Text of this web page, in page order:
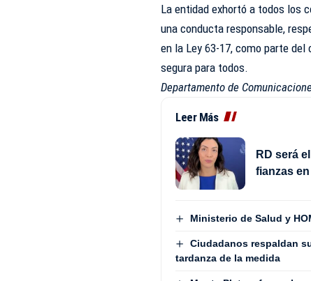
La entidad exhortó a todos los
una conducta responsable,
en la Ley 63-17, como parte
segura para todos.
Departamento de
Leer Más
RD será
fianzas
Ministerio de Salud y
Ciudadanos respaldan
tardanza de la medida